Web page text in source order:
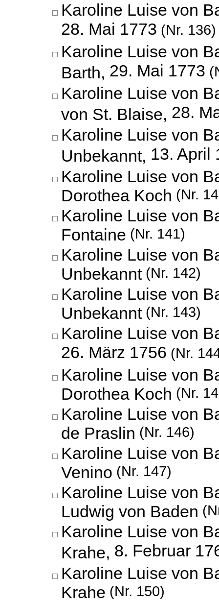
Karoline Luise von
28. Mai 1773 (Nr. 136)
Karoline Luise von
Barth, 29. Mai 1773
Karoline Luise von
von St. Blaise, 28.
Karoline Luise von
Unbekannt, 13. April
Karoline Luise von
Dorothea Koch (Nr.
Karoline Luise von
Fontaine (Nr. 141)
Karoline Luise von
Unbekannt (Nr. 142)
Karoline Luise von
Unbekannt (Nr. 143)
Karoline Luise von
26. März 1756 (Nr.
Karoline Luise von
Dorothea Koch (Nr.
Karoline Luise von
de Praslin (Nr. 146)
Karoline Luise von
Venino (Nr. 147)
Karoline Luise von
Ludwig von Baden
Karoline Luise von
Krahe, 8. Februar
Karoline Luise von
Krahe (Nr. 150)